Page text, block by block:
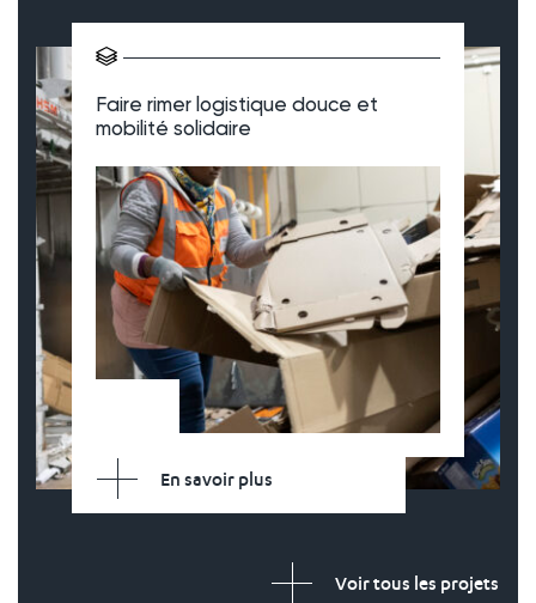
Faire rimer logistique douce et
mobilité solidaire
En savoir plus
Voir tous les projets